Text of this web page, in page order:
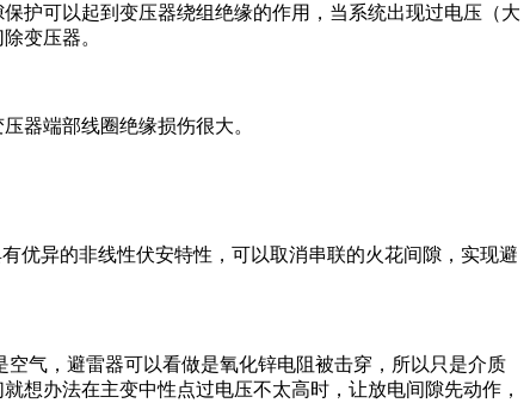
护可以起到变压器绕组绝缘的作用，当系统出现过电压（大
变压器。
器端部线圈绝缘损伤很大。
优异的非线性伏安特性，可以取消串联的火花间隙，实现避
气，避雷器可以看做是氧化锌电阻被击穿，所以只是介质
想办法在主变中性点过电压不太高时，让放电间隙先动作，